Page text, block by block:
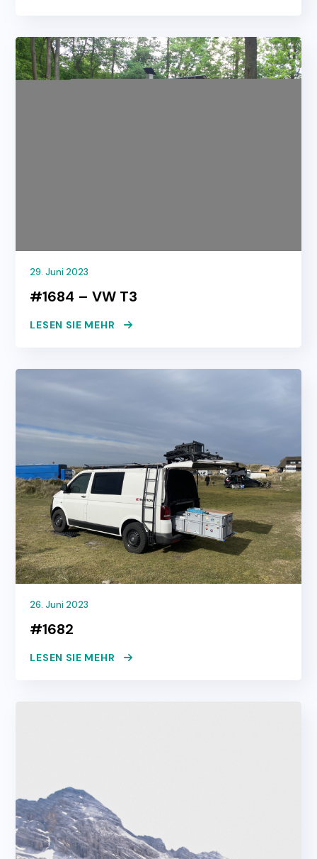
29. Juni 2023
#1684 – VW T3
LESEN SIE MEHR
26. Juni 2023
#1682
LESEN SIE MEHR